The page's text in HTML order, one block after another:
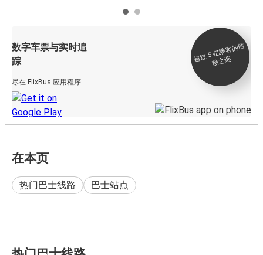
数字车票与实时追
踪
尽在 FlixBus 应用程序
超
过 5
亿
乘
客
的
信
赖
之
选
在本页
热门巴士线路 巴士站点